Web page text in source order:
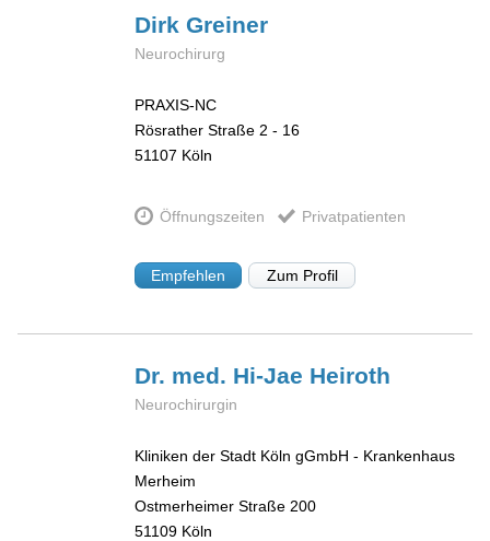
DirkGreiner
Neurochirurg
PRAXIS-NC
Rösrather Straße 2 - 16
51107 Köln
Öffnungszeiten Privatpatienten
Empfehlen Zum Profil
Dr. med. Hi-Jae Heiroth
Neurochirurgin
Kliniken der Stadt Köln gGmbH - Krankenhaus
Merheim
Ostmerheimer Straße 200
51109 Köln